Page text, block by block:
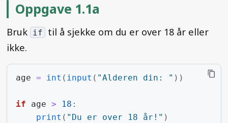
Oppgave 1.1a
Bruk if
til å sjekke om du er over 18 år eller
ikke.
age = int ( input ( "Alderen din: " ))
if age > 18 :
print ( "Du er over 18 år!" )